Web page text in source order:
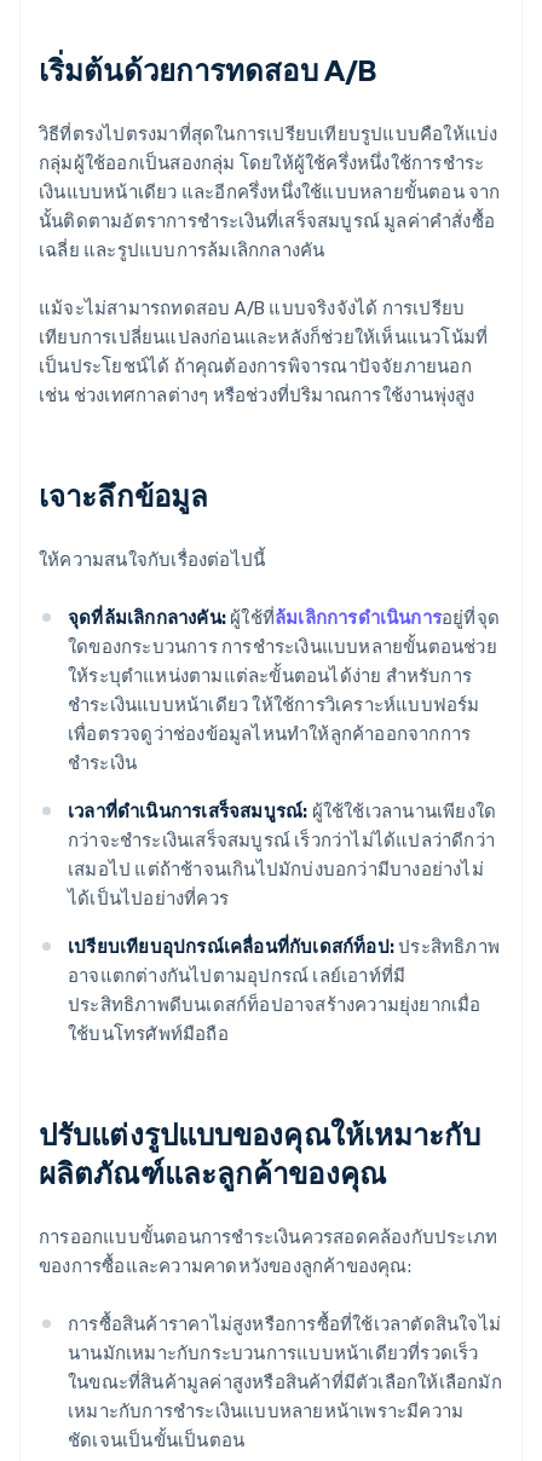
เริ่มต้นด้วยการทดสอบ A/B
วิธีที่ตรงไปตรงมาที่สุดในการเปรียบเทียบรูปแบบคือให้แบ่ง
กลุ่มผู้ใช้ออกเป็นสองกลุ่ม โดยให้ผู้ใช้ครึ่งหนึ่งใช้การชำระ
เงินแบบหน้าเดียว และอีกครึ่งหนึ่งใช้แบบหลายขั้นตอน จาก
นั้นติดตามอัตราการชำระเงินที่เสร็จสมบูรณ์ มูลค่าคำสั่งซื้อ
เฉลี่ย และรูปแบบการล้มเลิกกลางคัน
แม้จะไม่สามารถทดสอบ A/B แบบจริงจังได้ การเปรียบ
เทียบการเปลี่ยนแปลงก่อนและหลังก็ช่วยให้เห็นแนวโน้มที่
เป็นประโยชน์ได้ ถ้าคุณต้องการพิจารณาปัจจัยภายนอก
เช่น ช่วงเทศกาลต่างๆ หรือช่วงที่ปริมาณการใช้งานพุ่งสูง
เจาะลึกข้อมูล
ให้ความสนใจกับเรื่องต่อไปนี้
จุดที่ล้มเลิกกลางคัน: ผู้ใช้ที่ล้มเลิกการดำเนินการอยู่ที่จุด
ใดของกระบวนการ การชำระเงินแบบหลายขั้นตอนช่วย
ให้ระบุตำแหน่งตามแต่ละขั้นตอนได้ง่าย สำหรับการ
ชำระเงินแบบหน้าเดียว ให้ใช้การวิเคราะห์แบบฟอร์ม
เพื่อตรวจดูว่าช่องข้อมูลไหนทำให้ลูกค้าออกจากการ
ชำระเงิน
เวลาที่ดำเนินการเสร็จสมบูรณ์: ผู้ใช้ใช้เวลานานเพียงใด
กว่าจะชำระเงินเสร็จสมบูรณ์ เร็วกว่าไม่ได้แปลว่าดีกว่า
เสมอไป แต่ถ้าช้าจนเกินไปมักบ่งบอกว่ามีบางอย่างไม่
ได้เป็นไปอย่างที่ควร
เปรียบเทียบอุปกรณ์เคลื่อนที่กับเดสก์ท็อป:ประสิทธิภาพ
อาจแตกต่างกันไปตามอุปกรณ์ เลย์เอาท์ที่มี
ประสิทธิภาพดีบนเดสก์ท็อปอาจสร้างความยุ่งยากเมื่อ
ใช้บนโทรศัพท์มือถือ
ปรับแต่งรูปแบบของคุณให้เหมาะกับ
ผลิตภัณฑ์และลูกค้าของคุณ
การออกแบบขั้นตอนการชำระเงินควรสอดคล้องกับประเภท
ของการซื้อและความคาดหวังของลูกค้าของคุณ:
การซื้อสินค้าราคาไม่สูงหรือการซื้อที่ใช้เวลาตัดสินใจไม่
นานมักเหมาะกับกระบวนการแบบหน้าเดียวที่รวดเร็ว
ในขณะที่สินค้ามูลค่าสูงหรือสินค้าที่มีตัวเลือกให้เลือกมัก
เหมาะกับการชำระเงินแบบหลายหน้าเพราะมีความ
ชัดเจนเป็นขั้นเป็นตอน